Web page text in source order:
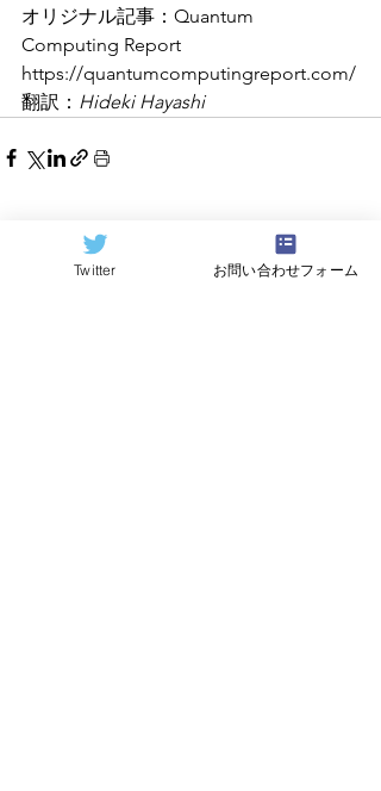
オリジナル記事：Quantum
Computing Report
https://quantumcomputingreport.com/
翻訳： Hideki Hayashi
関連記事
Twitter お問い合わせフォーム